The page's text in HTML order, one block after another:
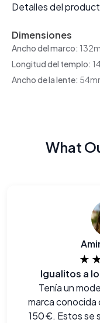
Detalles del
Dimensiones
Ancho del marco:
Longitud del templo:
Ancho de la lente:
What
Igualitos a
Tenía un
marca conocida
150 €. Estos se